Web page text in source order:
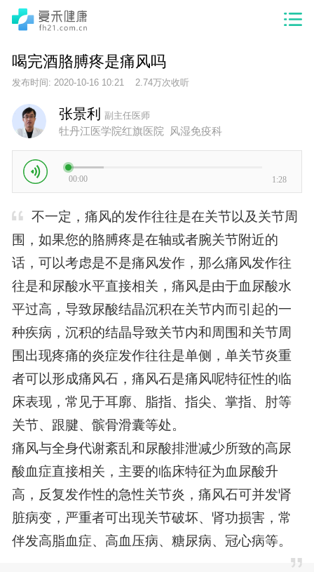
喝完酒胳膊疼是痛风吗
发布时间: 2020-10-16 10:21 2.74万次收听
张景利 副主任医师
牡丹江医学院红旗医院 风湿免疫科
00:00 1:28
不一定，痛风的发作往往是在关节以及关节周
围，如果您的胳膊疼是在轴或者腕关节附近的
话，可以考虑是不是痛风发作，那么痛风发作往
往是和尿酸水平直接相关，痛风是由于血尿酸水
平过高，导致尿酸结晶沉积在关节内而引起的一
种疾病，沉积的结晶导致关节内和周围和关节周
围出现疼痛的炎症发作往往是单侧，单关节炎重
者可以形成痛风石，痛风石是痛风呢特征性的临
床表现，常见于耳廓、脂指、指尖、掌指、肘等
关节、跟腱、髌骨滑囊等处。
痛风与全身代谢紊乱和尿酸排泄减少所致的高尿
酸血症直接相关，主要的临床特征为血尿酸升
高，反复发作性的急性关节炎，痛风石可并发肾
脏病变，严重者可出现关节破坏、肾功损害，常
伴发高脂血症、高血压病、糖尿病、冠心病等。